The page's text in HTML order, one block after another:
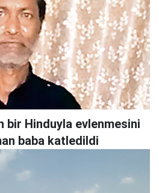
bir Hinduyla evlenmesini
baba katledildi